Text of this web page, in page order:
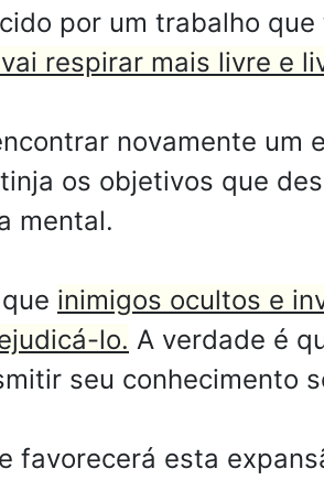
por um trabalho
respirar mais livre e
novamente um
os objetivos que
mental.
inimigos ocultos e
lo. A verdade é
seu conhecimento
favorecerá esta